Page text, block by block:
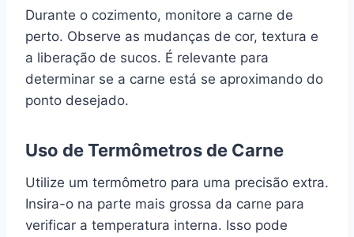
Durante o cozimento, monitore a carne de
perto. Observe as mudanças de cor, textura e
a liberação de sucos. É relevante para
determinar se a carne está se aproximando do
ponto desejado.
Uso de Termômetros de Carne
Utilize um termômetro para uma precisão extra.
Insira-o na parte mais grossa da carne para
verificar a temperatura interna. Isso pode